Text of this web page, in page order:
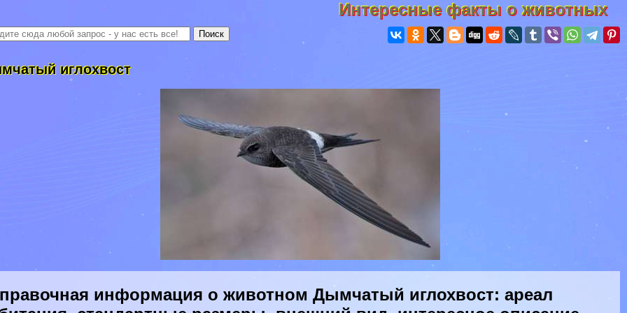
Интересные факты о животных
иглохвост
информация о животном Дымчатый иглохвост: ареал